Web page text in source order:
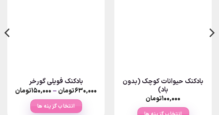
بادکنک حیوانات کوچک (بدون
باد)
۱۰۰,۰۰۰تومان
بادکنک فویلی گورخر
۶۳۰,۰۰۰تومان–۱۵۰,۰۰۰تومان
انتخاب گزینه ها